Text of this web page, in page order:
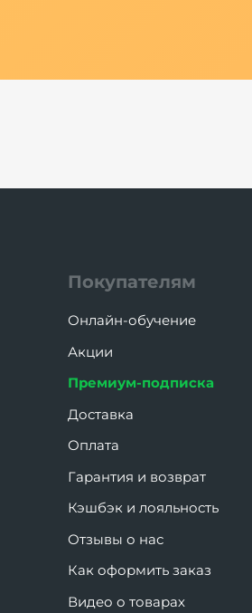
Покупателям
Онлайн-обучение
Акции
Премиум-подписка
Доставка
Оплата
Гарантия и возврат
Кэшбэк и лояльность
Отзывы о нас
Как оформить заказ
Видео о товарах